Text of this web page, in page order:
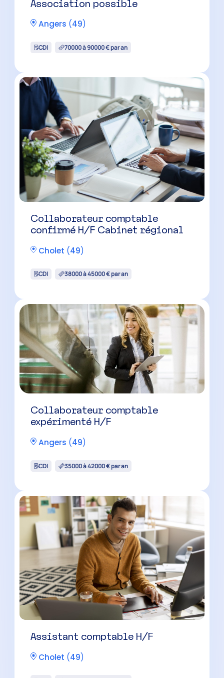
Association possible
Angers (49)
CDI 70000 à 90000 € par an
Collaborateur comptable
confirmé H/F Cabinet régional
Cholet (49)
CDI 38000 à 45000 € par an
Collaborateur comptable
expérimenté H/F
Angers (49)
CDI 35000 à 42000 € par an
Assistant comptable H/F
Cholet (49)